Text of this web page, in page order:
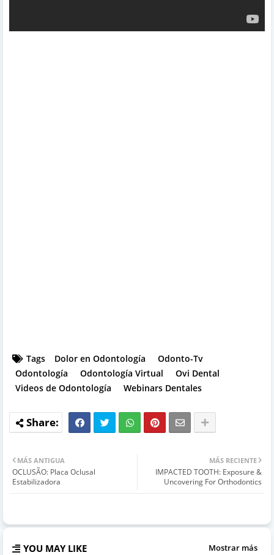
Tags Dolor en Odontología
Odonto-Tv
Odontología
Odontología Virtual
Ovi Dental
Videos de Odontología
Webinars Dentales
MÁS RECIENTE
IMPACTED TOOTH: Exposure &
Uncovering For Orthodontics
MÁS ANTIGUA
OCLUSÃO: Placa Oclusal
Estabilizadora
YOU MAY LIKE Mostrar más